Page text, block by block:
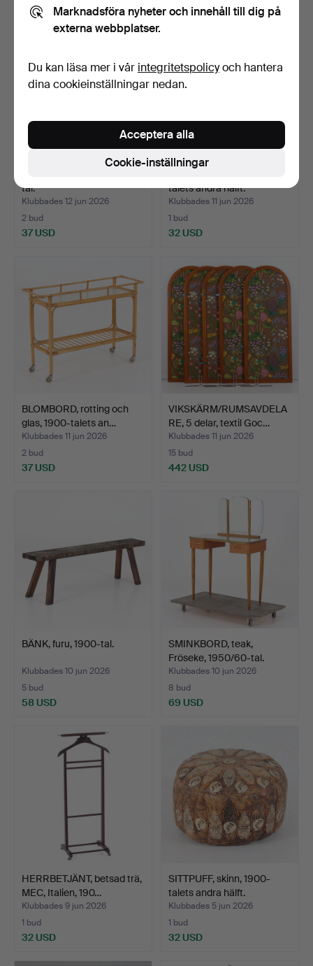
tal.
Klubbades 12 jun 2026
2 bud
37 USD
talets andra hälft.
Klubbades 11 jun 2026
1 bud
32 USD
BLOMBORD, rotting och
glas, 1900-talets an…
Klubbades 11 jun 2026
2 bud
37 USD
VIKSKÄRM/RUMSAVDELA
RE, 5 delar, textil Goc…
Klubbades 11 jun 2026
15 bud
442 USD
BÄNK, furu, 1900-tal.
Klubbades 10 jun 2026
5 bud
58 USD
SMINKBORD, teak,
Fröseke, 1950/60-tal.
Klubbades 10 jun 2026
8 bud
69 USD
HERRBETJÄNT, betsad trä,
MEC, Italien, 190…
Klubbades 9 jun 2026
1 bud
32 USD
SITTPUFF, skinn, 1900-
talets andra hälft.
Klubbades 5 jun 2026
1 bud
32 USD
Marknadsföra nyheter och innehåll till dig på
externa webbplatser.
Du kan läsa mer i vår integritetspolicyoch hantera
dina cookieinställningar nedan.
Cookie-inställningar
Acceptera alla